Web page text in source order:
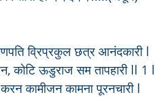
व्रिप्रकुल छत्र आनंदकारी l
कोटि ऊडुराज सम तापहारी ll 1
कामीजन कामना पूरनचारी l